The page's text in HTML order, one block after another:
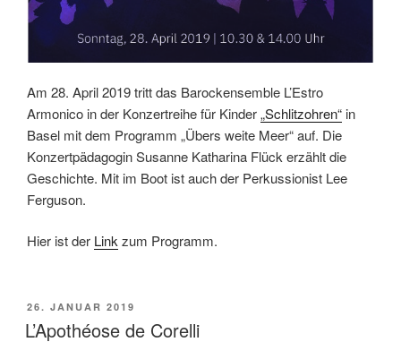
Am 28. April 2019 tritt das Barockensemble L’Estro
Armonico in der Konzertreihe für Kinder„Schlitzohren“ in
Basel mit dem Programm „Übers weite Meer“ auf. Die
Konzertpädagogin Susanne Katharina Flück erzählt die
Geschichte. Mit im Boot ist auch der Perkussionist Lee
Ferguson.
Hier ist der Linkzum Programm.
VERÖFFENTLICHT
AM
26. JANUAR 2019
L’Apothéose de Corelli